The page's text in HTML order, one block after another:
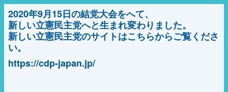
2020年9月15日の結党大会をへて、
新しい立憲民主党へと生まれ変わりました。
新しい立憲民主党のサイトはこちらからご覧くださ
い。
https://cdp-japan.jp/